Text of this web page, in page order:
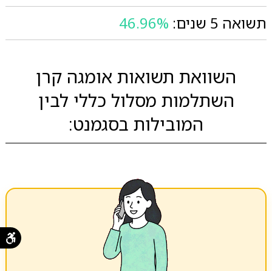
תשואה 5 שנים:
46.96%
השוואת תשואות אומגה קרן
השתלמות מסלול כללי לבין
המובילות בסגמנט: